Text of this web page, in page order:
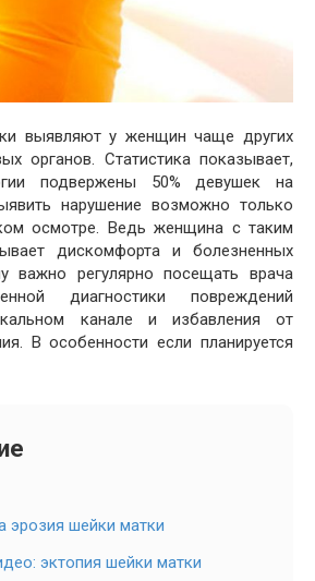
выявляют у женщин чаще других
органов. Статистика показывает,
подвержены 50% девушек на
нарушение возможно только
осмотре. Ведь женщина с таким
дискомфорта и болезненных
важно регулярно посещать врача
диагностики повреждений
канале и избавления от
В особенности если планируется
эрозия шейки матки
эктопия шейки матки